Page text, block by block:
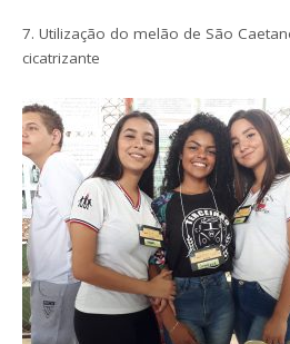
7. Utilização do melão de São
cicatrizante